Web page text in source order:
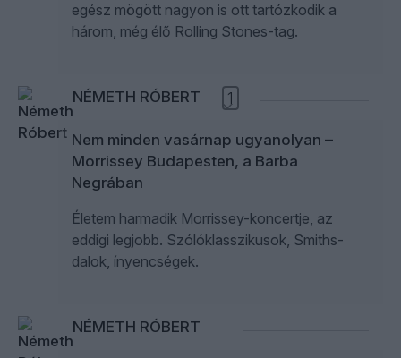
egész mögött nagyon is ott tartózkodik a
három, még élő Rolling Stones-tag.
NÉMETH RÓBERT 1
Nem minden vasárnap ugyanolyan –
Morrissey Budapesten, a Barba
Negrában
Életem harmadik Morrissey-koncertje, az
eddigi legjobb. Szólóklasszikusok, Smiths-
dalok, ínyencségek.
NÉMETH RÓBERT